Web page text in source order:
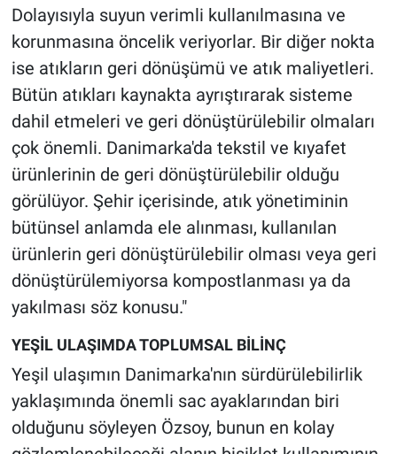
Dolayısıyla suyun verimli kullanılmasına ve
korunmasına öncelik veriyorlar. Bir diğer nokta
ise atıkların geri dönüşümü ve atık maliyetleri.
Bütün atıkları kaynakta ayrıştırarak sisteme
dahil etmeleri ve geri dönüştürülebilir olmaları
çok önemli. Danimarka'da tekstil ve kıyafet
ürünlerinin de geri dönüştürülebilir olduğu
görülüyor. Şehir içerisinde, atık yönetiminin
bütünsel anlamda ele alınması, kullanılan
ürünlerin geri dönüştürülebilir olması veya geri
dönüştürülemiyorsa kompostlanması ya da
yakılması söz konusu."
YEŞİL ULAŞIMDA TOPLUMSAL BİLİNÇ
Yeşil ulaşımın Danimarka'nın sürdürülebilirlik
yaklaşımında önemli sac ayaklarından biri
olduğunu söyleyen Özsoy, bunun en kolay